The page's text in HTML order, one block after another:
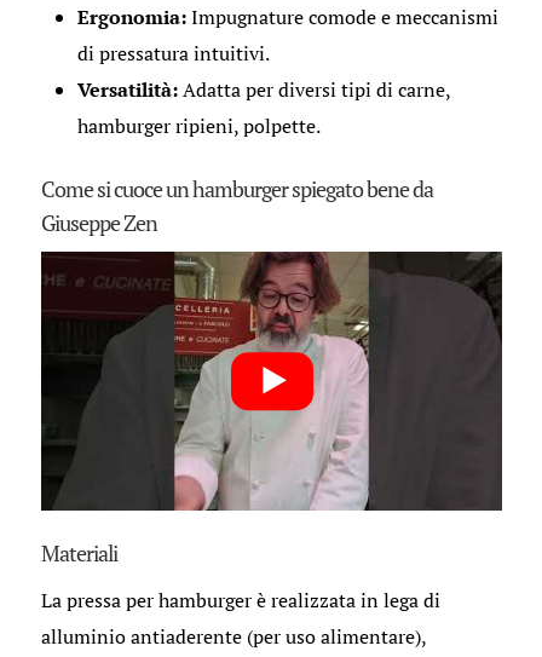
Ergonomia:Impugnature comode e meccanismi
di pressatura intuitivi.
Versatilità:Adatta per diversi tipi di carne,
hamburger ripieni, polpette.
Come si cuoce un hamburger spiegato bene da
Giuseppe Zen
Materiali
La pressa per hamburger è realizzata in lega di
alluminio antiaderente (per uso alimentare),